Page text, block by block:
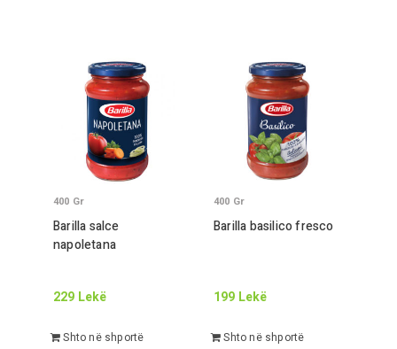
Barilla salce
napoletana
400 Gr
229 Lekë
Shto në shportë
Barilla basilico fresco
400 Gr
199 Lekë
Shto në shportë